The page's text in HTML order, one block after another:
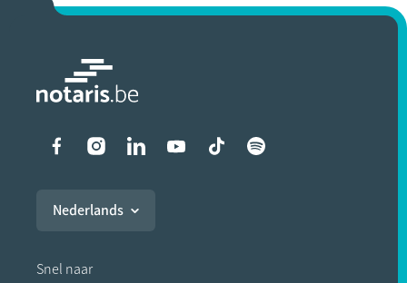
Liens vers les réseaux
Nederlands
Snel naar